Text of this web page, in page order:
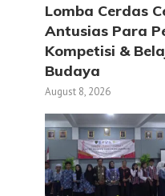
Lomba Cerdas
Antusias Para
Kompetisi &
Budaya
August 8, 2026